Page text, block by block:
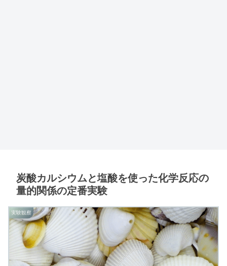
炭酸カルシウムと塩酸を使った化学反応の
量的関係の定番実験
実験観察